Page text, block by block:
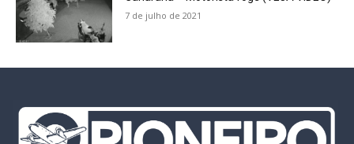
7 de julho de 2021